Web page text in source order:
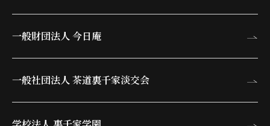
一般財団法人 今日庵
一般社団法人 茶道裏千家淡交会